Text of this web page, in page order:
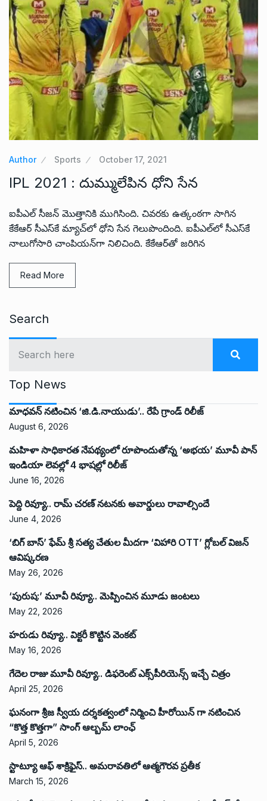
Author Sports October 17, 2021
IPL 2021 : దుమ్ములేపిన ధోని సేన
ఐపీఎల్ సీజన్ మొత్తానికి ముగిసింది. చివరకు ఉత్కంఠగా సాగిన
కేకేఆర్ సీఎస్‌కే మ్యాచ్‌లో ధోని సేన గెలుపొందింది. ఐపీఎల్‌లో సీఎస్‌కే
నాలుగోసారి చాంపియన్‌గా నిలిచింది. కేకేఆర్‌తో జరిగిన
Read More
Search
Top News
మాధవన్ నటించిన ‘జి.డి.నాయుడు’.. రేపే గ్రాండ్ రిలీజ్
August 6, 2026
మహిళా సాధికారత నేపథ్యంలో రూపొందుతోన్న ‘అభ‌య‌’ మూవీ పాన్
ఇండియా లెవ‌ల్లో 4 భాష‌ల్లో రిలీజ్
June 16, 2026
పెద్ది రివ్యూ.. రామ్ చరణ్ నటనకు అవార్డులు రావాల్సిందే
June 4, 2026
‘బిగ్ బాస్’ ఫేమ్ శ్రీ సత్య చేతుల మీదగా ‘విహారి OTT’ గ్లోబల్ విజన్
ఆవిష్కరణ
May 26, 2026
‘పురుష:’ మూవీ రివ్యూ.. మెప్పించిన మూడు జంటలు
May 22, 2026
హరుడు రివ్యూ.. విక్టరీ కొట్టిన వెంకట్
May 16, 2026
గేదెల రాజు మూవీ రివ్యూ.. డిఫరెంట్ ఎక్స్‌పీరియెన్స్ ఇచ్చే చిత్రం
April 25, 2026
ఘనంగా శ్రీజ స్వీయ దర్శకత్వంలో నిర్మించి హీరోయిన్ గా నటించిన
“కొత్త కొత్తగా” సాంగ్ ఆల్బమ్ లాంఛ్
April 5, 2026
స్టాట్యూ ఆఫ్ శాక్రిఫైస్.. అమరావతిలో ఆత్మగౌరవ ప్రతీక
March 15, 2026